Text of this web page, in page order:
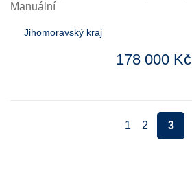
Manuální
Jihomoravský kraj
178 000 Kč
1 2 3